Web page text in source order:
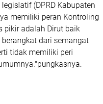
(DPRD Kabupaten
memiliki peran Kontroling
pikir adalah Dirut baik
dari semangat
tidak memiliki peri